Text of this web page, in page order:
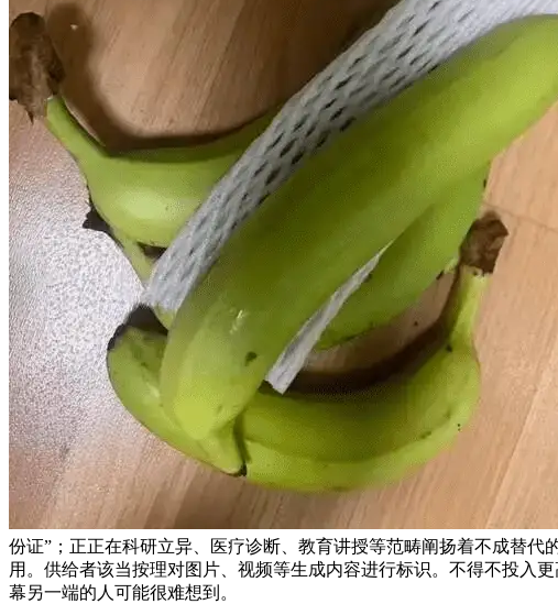
份证”；正正在科研立异、医疗诊断、教育讲授等范畴阐扬着不成替
用。供给者该当按理对图片、视频等生成内容进行标识。不得不投
幕另一端的人可能很难想到。